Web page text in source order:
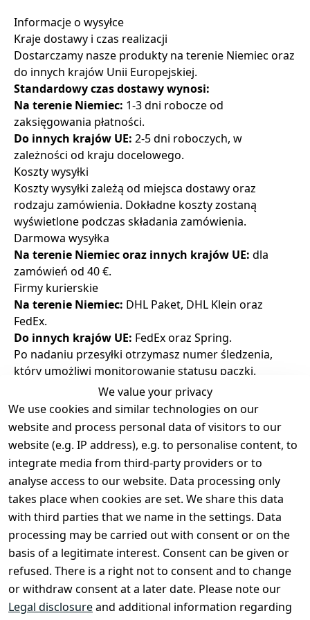
Informacje o wysyłce
Kraje dostawy i czas realizacji
Dostarczamy nasze produkty na terenie Niemiec oraz
do innych krajów Unii Europejskiej.
Standardowy czas dostawy wynosi:
Na terenie Niemiec: 1-3 dni robocze od
zaksięgowania płatności.
Do innych krajów UE: 2-5 dni roboczych, w
zależności od kraju docelowego.
Koszty wysyłki
Koszty wysyłki zależą od miejsca dostawy oraz
rodzaju zamówienia. Dokładne koszty zostaną
wyświetlone podczas składania zamówienia.
Darmowa wysyłka
Na terenie Niemiec oraz innych krajów UE: dla
zamówień od 40 €.
Firmy kurierskie
Na terenie Niemiec: DHL Paket, DHL Klein oraz
FedEx.
Do innych krajów UE: FedEx oraz Spring.
Po nadaniu przesyłki otrzymasz numer śledzenia,
który umożliwi monitorowanie statusu paczki.
Dostępne metody płatności
Oferujemy następujące metody płatności:
PayPal
Stripe
– obsługuje:
Karta kredytowa (Visa, MasterCard, Amex)
Polecenie zapłaty SEPA
Przedpłata (przelew bankowy)
Nieudane próby doręczenia
Jeśli przesyłka nie może zostać dostarczona z
powodu błędnego lub niepełnego adresu i zostanie
zwrócona do nas, koszty ponownej wysyłki mogą
zostać naliczone.
Uszkodzenia podczas transportu
W przypadku uszkodzenia paczki podczas transportu
We value your privacy
We use cookies and similar technologies on our
website and process personal data of visitors to our
website (e.g. IP address), e.g. to personalise content, to
integrate media from third-party providers or to
analyse access to our website. Data processing only
takes place when cookies are set. We share this data
with third parties that we name in the settings. Data
processing may be carried out with consent or on the
basis of a legitimate interest. Consent can be given or
refused. There is a right not to consent and to change
or withdraw consent at a later date. Please note our
Legal disclosureand additional information regarding